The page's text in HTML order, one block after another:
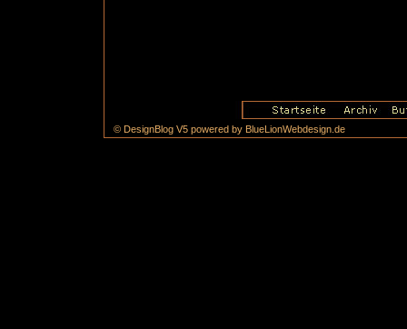
© DesignBlog V5 powered by BlueLionWebdesign.de